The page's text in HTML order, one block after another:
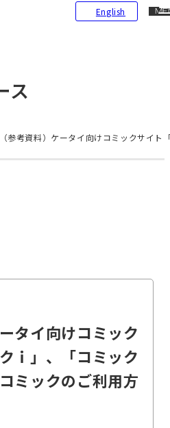
English
ス
（参考資料）ケータイ向けコミックサイ
タイ向けコミック
ｉ」、「コミック
ミックのご利用方